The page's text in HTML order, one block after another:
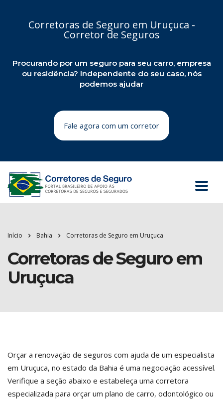
Corretoras de Seguro em Uruçuca -
Corretor de Seguros
Procurando por um seguro para seu carro, empresa
ou residência? Independente do seu caso, nós
podemos ajudar
Fale agora com um corretor
Início Bahia Corretoras de Seguro em Uruçuca
Corretoras de Seguro em
Uruçuca
Orçar a renovação de seguros com ajuda de um especialista
em Uruçuca, no estado da Bahia é uma negociação acessível.
Verifique a seção abaixo e estabeleça uma corretora
especializada para orçar um plano de carro, odontológico ou